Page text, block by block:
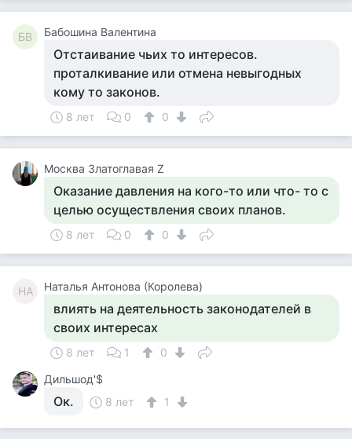
БВ Бабошина Валентина
Отстаивание чьих то интересов.
проталкивание или отмена невыгодных
кому то законов.
8 лет 0 0
Москва Златоглавая Z
Оказание давления на кого-то или что- то с
целью осуществления своих планов.
8 лет 0 0
НА Наталья Антонова (Королева)
влиять на деятельность законодателей в
своих интересах
8 лет 1
0
Дильшод'$
Ок. 8 лет 1